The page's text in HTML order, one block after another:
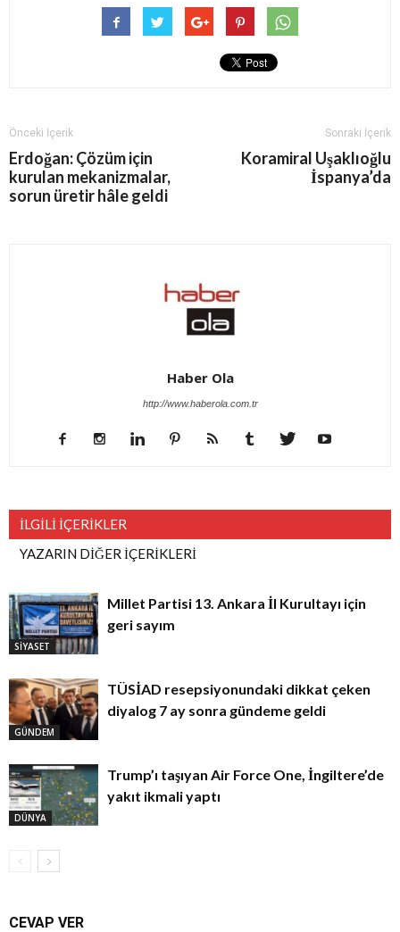
Önceki İçerik
Erdoğan: Çözüm için
kurulan mekanizmalar,
sorun üretir hâle geldi
Sonraki İçerik
Koramiral Uşaklıoğlu
İspanya’da
Haber Ola
http://www.haberola.com.tr
İLGİLİ İÇERİKLER
YAZARIN DİĞER İÇERİKLERİ
SİYASET
Millet Partisi 13. Ankara İl Kurultayı için
geri sayım
GÜNDEM
TÜSİAD resepsiyonundaki dikkat çeken
diyalog 7 ay sonra gündeme geldi
DÜNYA
Trump’ı taşıyan Air Force One, İngiltere’de
yakıt ikmali yaptı
CEVAP VER